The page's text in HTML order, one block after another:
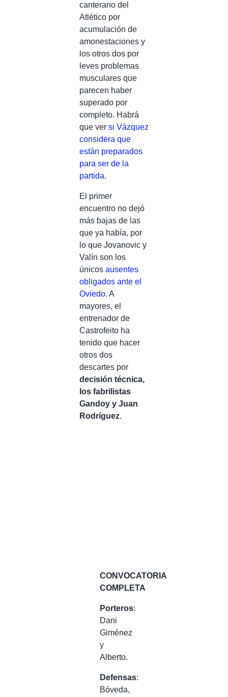
canterano del
Atlético por
acumulación de
amonestaciones y
los otros dos por
leves problemas
musculares que
parecen haber
superado por
completo. Habrá
que ver si Vázquez
considera que
están preparados
para ser de la
partida.
El primer
encuentro no dejó
más bajas de las
que ya había, por
lo que Jovanovic y
Valín son los
únicos ausentes
obligados ante el
Oviedo. A
mayores, el
entrenador de
Castrofeito ha
tenido que hacer
otros dos
descartes por
decisión técnica,
los fabrilistas
Gandoy y Juan
Rodríguez.
CONVOCATORIA
COMPLETA
Porteros:
Dani
Giménez
y
Alberto.
Defensas:
Bóveda,